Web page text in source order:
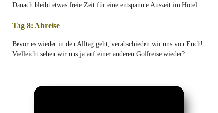
Danach bleibt etwas freie Zeit für eine entspannte Auszeit im Hotel.
Tag 8: Abreise
Bevor es wieder in den Alltag geht, verabschieden wir uns von Euch!
Vielleicht sehen wir uns ja auf einer anderen Golfreise wieder?